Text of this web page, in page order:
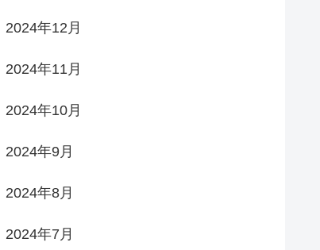
2024年12月
2024年11月
2024年10月
2024年9月
2024年8月
2024年7月